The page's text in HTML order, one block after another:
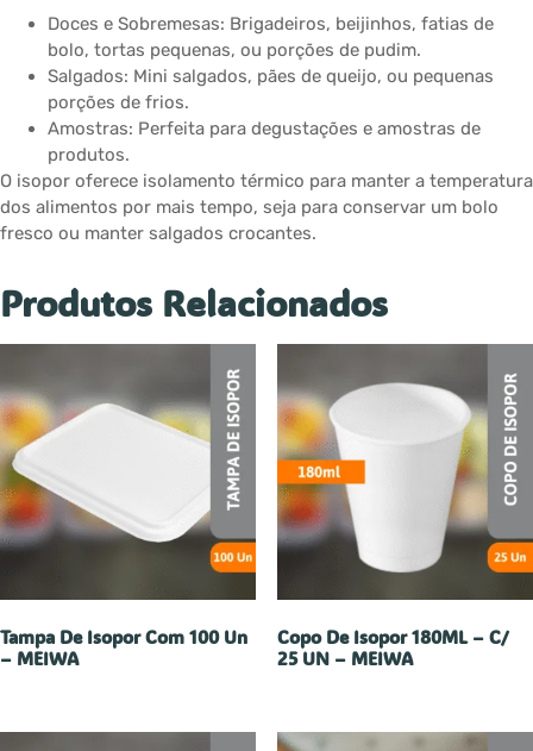
Doces e Sobremesas: Brigadeiros, beijinhos, fatias de
bolo, tortas pequenas, ou porções de pudim.
Salgados: Mini salgados, pães de queijo, ou pequenas
porções de frios.
Amostras: Perfeita para degustações e amostras de
produtos.
O isopor oferece isolamento térmico para manter a temperatura
dos alimentos por mais tempo, seja para conservar um bolo
fresco ou manter salgados crocantes.
Produtos Relacionados
Tampa De Isopor Com 100 Un
– MEIWA
Copo De Isopor 180ML – C/
25 UN – MEIWA